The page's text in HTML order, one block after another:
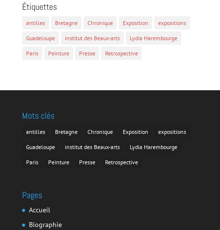
Étiquettes
antilles Bretagne Chronique Exposition expositions
Guadeloupe institut des Beaux-arts Lydia Harembourge
Paris Peinture Presse Retrospective
Mots clés
antilles Bretagne Chronique Exposition expositions
Guadeloupe institut des Beaux-arts Lydia Harembourge
Paris Peinture Presse Retrospective
Pages
Accueil
Biographie